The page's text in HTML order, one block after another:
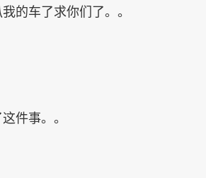
的车了求你们了。。
件事。。